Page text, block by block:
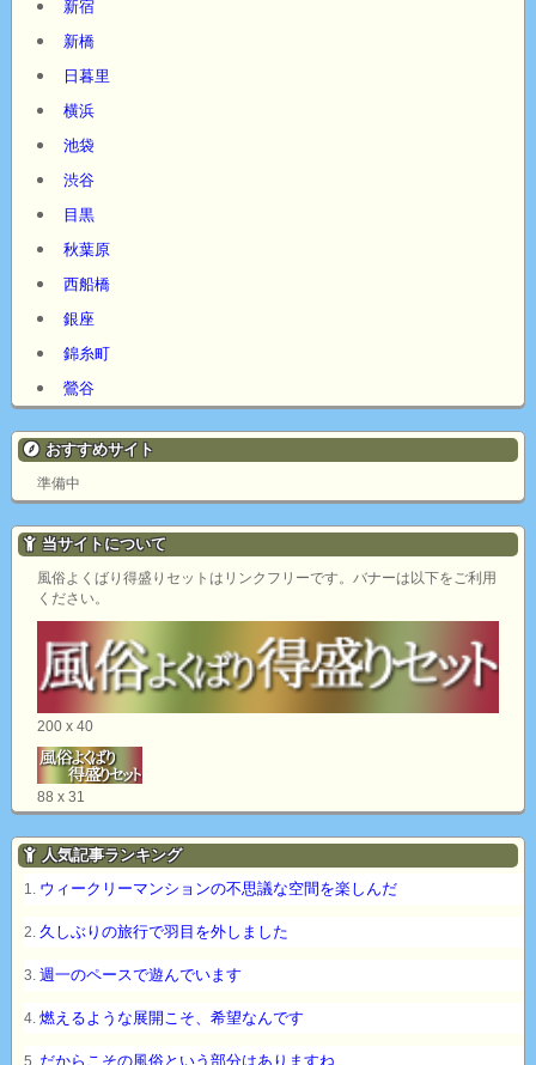
新宿
新橋
日暮里
横浜
池袋
渋谷
目黒
秋葉原
西船橋
銀座
錦糸町
鶯谷
おすすめサイト
準備中
当サイトについて
風俗よくばり得盛りセットはリンクフリーです。バナーは以下をご利用
ください。
200 x 40
88 x 31
人気記事ランキング
ウィークリーマンションの不思議な空間を楽しんだ
久しぶりの旅行で羽目を外しました
週一のペースで遊んでいます
燃えるような展開こそ、希望なんです
だからこその風俗という部分はありますね